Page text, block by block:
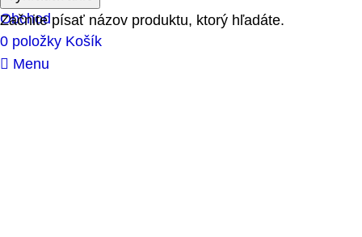
Začnite písať názov produktu, ktorý hľadáte.
Obchod
0 položky Košík
Menu